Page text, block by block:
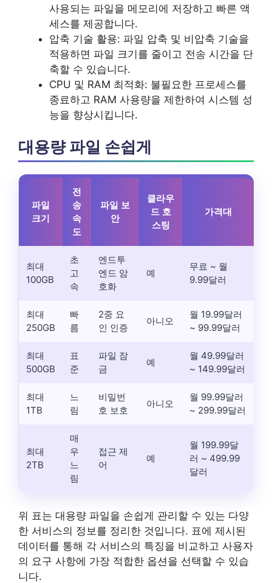
사용되는 파일을 메모리에 저장하고 빠른 액
세스를 제공합니다.
압축 기술 활용: 파일 압축 및 비압축 기술을
적용하면 파일 크기를 줄이고 전송 시간을 단
축할 수 있습니다.
CPU 및 RAM 최적화: 불필요한 프로세스를
종료하고 RAM 사용량을 제한하여 시스템 성
능을 향상시킵니다.
대용량 파일 손쉽게
파일
크기
전
송
속
도
파일 보
안
클라우
드 호
스팅
가격대
최대
100GB
초
고
속
엔드투
엔드 암
호화
예
무료 ~ 월
9.99달러
최대
250GB
빠
름
2중 요
인 인증
아니오
월 19.99달러
~ 99.99달러
최대
500GB
표
준
파일 잠
금
예
월 49.99달러
~ 149.99달러
최대
1TB
느
림
비밀번
호 보호
아니오
월 99.99달러
~ 299.99달러
최대
2TB
매
우
느
림
접근 제
어
예
월 199.99달
러 ~ 499.99
달러
위 표는 대용량 파일을 손쉽게 관리할 수 있는 다양
한 서비스의 정보를 정리한 것입니다. 표에 제시된
데이터를 통해 각 서비스의 특징을 비교하고 사용자
의 요구 사항에 가장 적합한 옵션을 선택할 수 있습
니다.